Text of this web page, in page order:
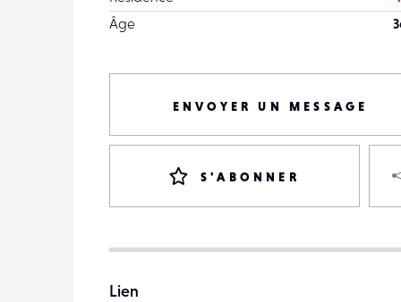
Âge
ENVOYER UN MESSAGE
S'ABONNER
Lien